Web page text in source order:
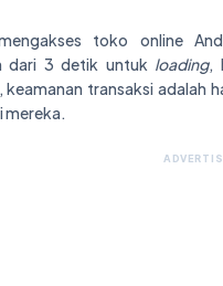
toko online
dari 3 detik untuk loading,
transaksi adalah
mereka.